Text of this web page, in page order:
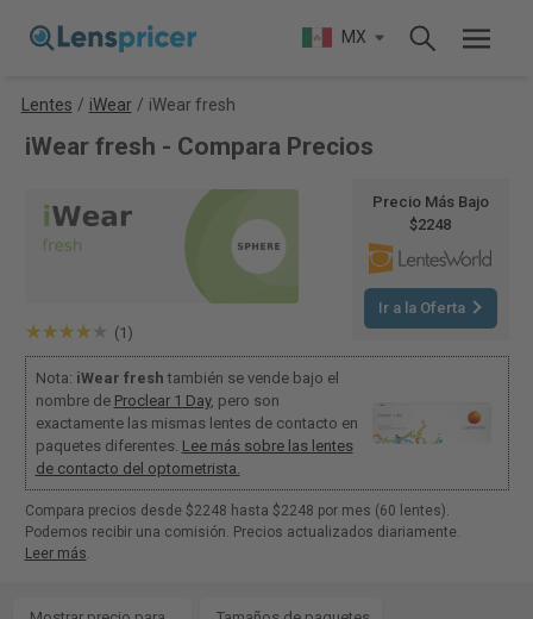
MX
Lentes / iWear / iWear fresh
iWear fresh - Compara Precios
(1)
Precio Más Bajo
$2248
Ir a la Oferta
Nota: iWear fresh también se vende bajo el
nombre de Proclear 1 Day, pero son
exactamente las mismas lentes de contacto en
paquetes diferentes. Lee más sobre las lentes
de contacto del optometrista.
Compara precios desde $2248 hasta $2248 por mes (60 lentes).
Podemos recibir una comisión. Precios actualizados diariamente.
Leer más.